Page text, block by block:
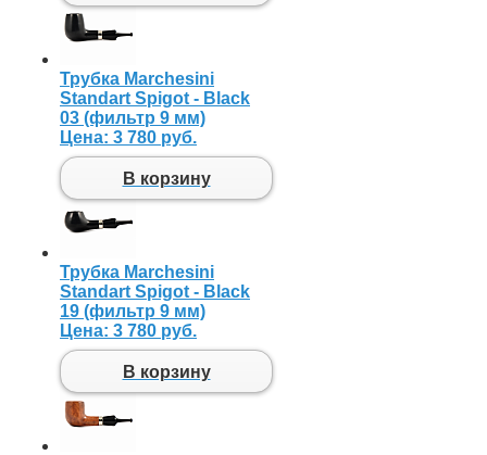
Трубка Marchesini
Standart Spigot - Black
03 (фильтр 9 мм)
Цена: 3 780 руб.
В корзину
Трубка Marchesini
Standart Spigot - Black
19 (фильтр 9 мм)
Цена: 3 780 руб.
В корзину